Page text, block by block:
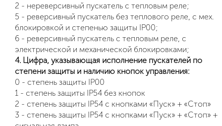
2 - нереверсивный пускатель с тепловым реле;
5 - реверсивный пускатель без теплового реле, с мех.
блокировкой и степенью защиты IP00;
6 - реверсивный пускатель с тепловым реле, с
электрической и механической блокировками;
4. Цифра, указывающая исполнение пускателей по
степени защиты и наличию кнопок управления:
0 - степень защиты IP00
1 - степень защиты IP54 без кнопок
2 - степень защиты IP54 с кнопками «Пуск» + «Стоп»
3 - степень защиты IP54 с кнопками «Пуск» + «Стоп» +